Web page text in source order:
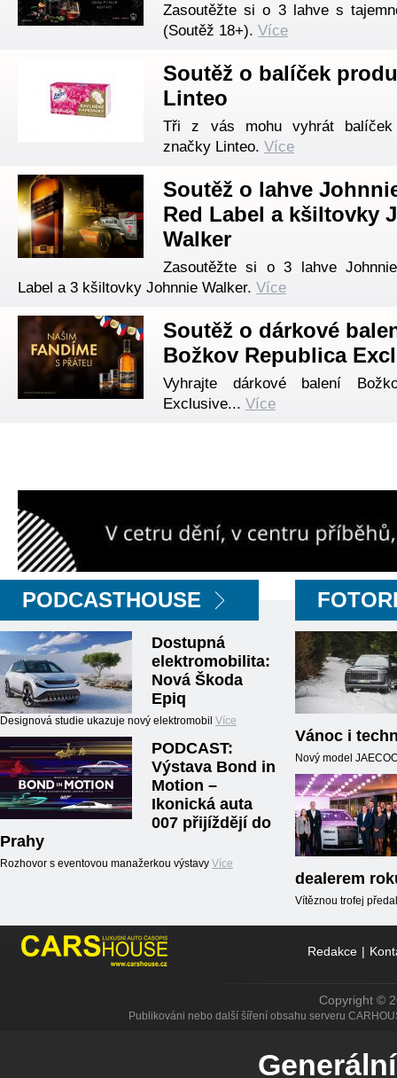
Zasoutěžte si o 3 lahve s
(Soutěž 18+). Více
Soutěž o balíček
Linteo
Tři z vás mohu vyhrát balíček
značky Linteo. Více
Soutěž o lahve
Red Label a kšiltovky
Walker
Zasoutěžte si o 3 lahve
Label a 3 kšiltovky Johnnie Walker. Více
Soutěž o dárkové
Božkov Republica
Vyhrajte dárkové balení
Exclusive... Více
PODCASTHOUSE
Dostupná
elektromobilita:
Nová Škoda
Epiq
Designová studie ukazuje nový elektromobil Více
PODCAST:
Výstava Bond in
Motion –
Ikonická auta
007 přijíždějí do
Prahy
Rozhovor s eventovou manažerkou výstavy Více
Vánoc i
Nový model
dealerem
Vítěznou trofej
Redakce |
Copyright ©
Publikováni nebo další šíření obsahu serveru